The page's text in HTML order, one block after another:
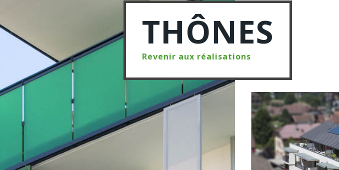
THÔNES
Revenir aux réalisations